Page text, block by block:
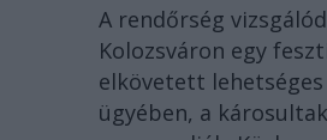
A rendőrség
Kolozsváron egy
elkövetett lehetséges
ügyében, a